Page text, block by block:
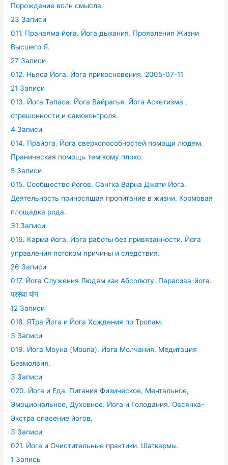
Порождение волн смысла.
23 Записи
011. Пранаяма йога. Йога дыхания. Проявления Жизни
Высшего Я.
27 Записи
012. Ньяса Йога. Йога прикосновения. 2005-07-11
21 Записи
013. Йога Тапаса. Йога Вайрагья. Йога Аскетизма ,
отрешонности и самоконтроля.
4 Записи
014. Прайога. Йога сверхспособностей помощи людям.
Праническая помощь тем кому плохо.
5 Записи
015. Сообщество йогов. Сангха Варна Джати Йога.
Деятельность приносящая пропитание в жизни. Кормовая
площадка рода.
31 Записи
016. Карма йога. Йога работы без привязанности. Йога
управления потоком причины и следствия.
26 Записи
017. Йога Служения Людям как Абсолюту. Парасэва-йога.
परसेवा योग
12 Записи
018. ЯТра Йога и Йога Хождения по Тропам.
3 Записи
019. Йога Моуна (Mouna). Йога Молчания. Медитация
Безмолвия.
3 Записи
020. Йога и Еда. Питания Физическое, Ментальное,
Эмоциональное, Духовное. Йога и Голодания. Овсянка-
Экстра спасение йогов.
3 Записи
021. Йога и Очистительные практики. Шаткармы.
1 Запись